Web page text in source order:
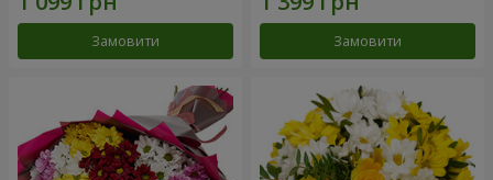
Замовити Замовити